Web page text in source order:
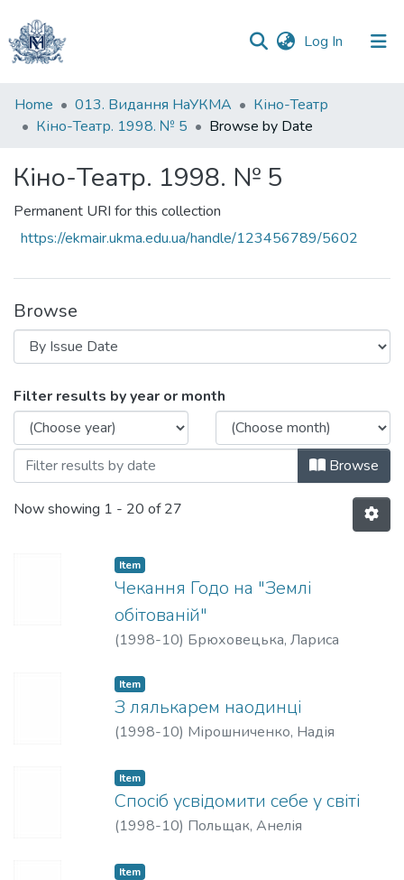
Log In (current)
Communities
&
All of DSpace
Home 013. Видання НаУКМА
Кіно-Театр
Кіно-Театр. 1998. № 5
Browse by Date
Кіно-Театр. 1998. № 5
Permanent URI for this collection
https://ekmair.ukma.edu.ua/handle/123456789/5602
Browse
Browsing Кіно-Театр. 1998. № 5 by
Filter results by year or month
Browse
Now showing 1 - 20 of 27
Item
Чекання Годо на "Землі
обітованій"
(1998-10) Брюховецька, Лариса
Item
З лялькарем наодинці
(1998-10) Мірошниченко, Надія
Item
Спосіб усвідомити себе у світі
(1998-10) Польщак, Анелія
Item